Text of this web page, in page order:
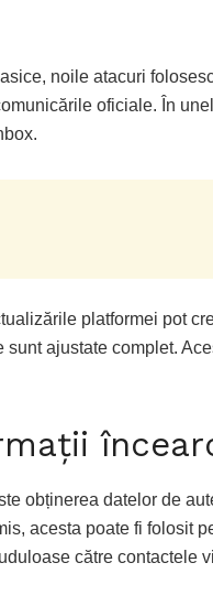
noile atacuri
oficiale. În
platformei pot
ajustate complet.
obținerea datelor de
acesta poate fi folosit
către contactele